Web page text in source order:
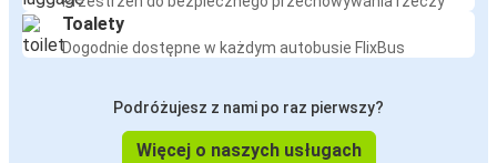
Toalety
Dogodnie dostępne w każdym autobusie FlixBus
Podróżujesz z nami po raz pierwszy?
Więcej o naszych usługach